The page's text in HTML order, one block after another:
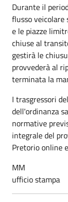
Durante il
flusso veicolare
e le piazze
chiuse al
gestirà le
provvederà al
terminata la
I trasgressori
dell'ordinanza
normative
integrale del
Pretorio online
MM
ufficio stampa